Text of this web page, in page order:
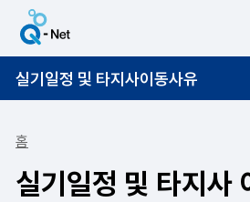
실기일정 및 타지사이동사유
홈
실기일정 및 타지사